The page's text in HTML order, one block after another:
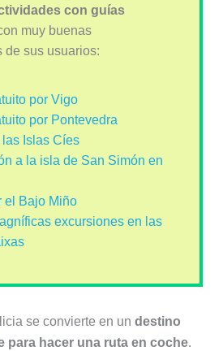
con guías
muy buenas
de sus usuarios:
por Vigo
por Pontevedra
las Islas Cíes
a la isla de San Simón en
el Bajo Miño
excursiones en las
se convierte en un destino
para hacer una ruta en coche.